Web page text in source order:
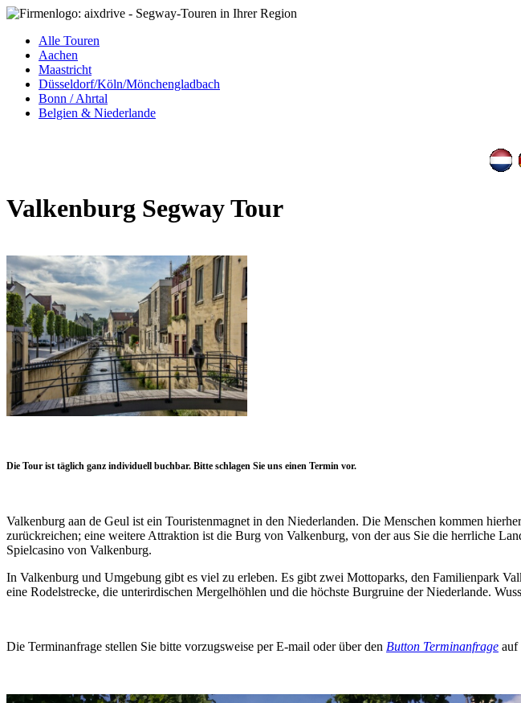
Alle Touren
Aachen
Maastricht
Düsseldorf/Köln/Mönchengladbach
Bonn / Ahrtal
Belgien & Niederlande
Valkenburg Segway Tour
Die Tour ist täglich ganz individuell buchbar. Bitte schlagen Sie uns einen Termin vor.
Valkenburg aan de Geul ist ein Touristenmagnet in den Niederlanden. Die Menschen kommen
zurückreichen; eine weitere Attraktion ist die Burg von Valkenburg, von der aus Sie die herrliche
Spielcasino von Valkenburg.
In Valkenburg und Umgebung gibt es viel zu erleben. Es gibt zwei Mottoparks, den Familienpark
eine Rodelstrecke, die unterirdischen Mergelhöhlen und die höchste Burgruine der Niederlande.
Die Terminanfrage stellen Sie bitte vorzugsweise per E-mail oder über den Button Terminanfrage auf